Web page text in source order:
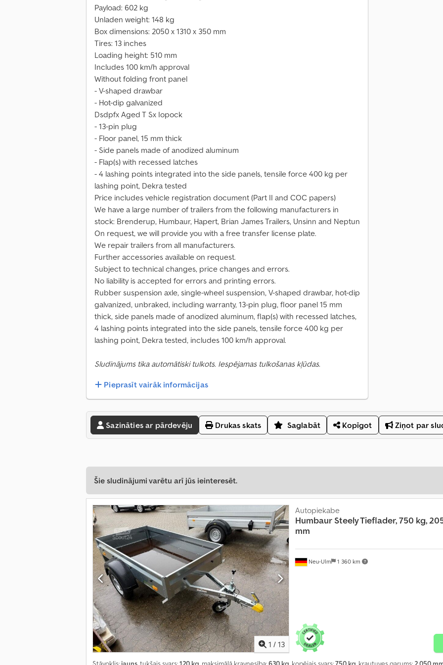
Payload: 602 kg
Unladen weight: 148 kg
Box dimensions: 2050 x 1310 x 350 mm
Tires: 13 inches
Loading height: 510 mm
Includes 100 km/h approval
Without folding front panel
- V-shaped drawbar
- Hot-dip galvanized
Dsdpfx Aged T Sx Iopock
- 13-pin plug
- Floor panel, 15 mm thick
- Side panels made of anodized aluminum
- Flap(s) with recessed latches
- 4 lashing points integrated into the side panels, tensile force 400 kg per
lashing point, Dekra tested
Price includes vehicle registration document (Part II and COC papers)
We have a large number of trailers from the following manufacturers in
stock: Brenderup, Humbaur, Hapert, Brian James Trailers, Unsinn and Neptun
On request, we will provide you with a free transfer license plate.
We repair trailers from all manufacturers.
Further accessories available on request.
Subject to technical changes, price changes and errors.
No liability is accepted for errors and printing errors.
Rubber suspension axle, single-wheel suspension, V-shaped drawbar, hot-dip
galvanized, unbraked, including warranty, 13-pin plug, floor panel 15 mm
thick, side panels made of anodized aluminum, flap(s) with recessed latches,
4 lashing points integrated into the side panels, tensile force 400 kg per
lashing point, Dekra tested, includes 100 km/h approval.
Sludinājums tika automātiski tulkots. Iespējamas tulkošanas kļūdas.
Pieprasīt vairāk informācijas
Sazināties ar pārdevēju Drukas skats Saglabāt Kopīgot Ziņot par
Šie sludinājumi varētu arī jūs ieinteresēt.
1 / 13
Neu-Ulm 1 360 km
Autopiekabe
Humbaur Steely Tieflader, 750 kg,
mm